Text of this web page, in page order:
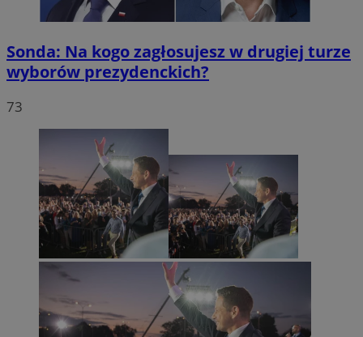
Sonda: Na kogo zagłosujesz w drugiej turze
wyborów prezydenckich?
73